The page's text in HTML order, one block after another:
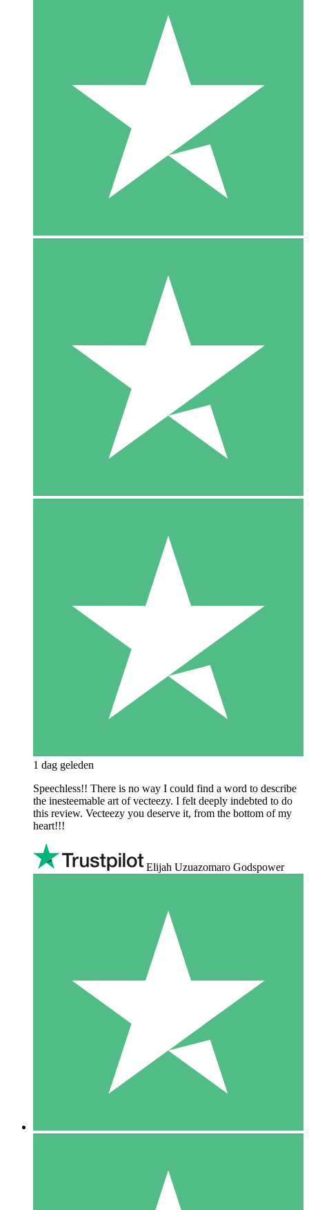
1 dag geleden
Speechless!! There is no way I could find a word to describe
the inesteemable art of vecteezy. I felt deeply indebted to do
this review. Vecteezy you deserve it, from the bottom of my
heart!!!
Elijah Uzuazomaro Godspower